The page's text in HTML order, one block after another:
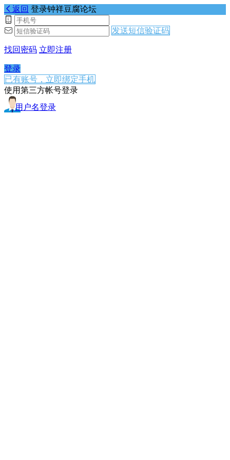
返回 登录钟祥豆腐论坛
发送短信验证码
找回密码 立即注册
登录
已有账号，立即绑定手机
使用第三方帐号登录
用户名登录